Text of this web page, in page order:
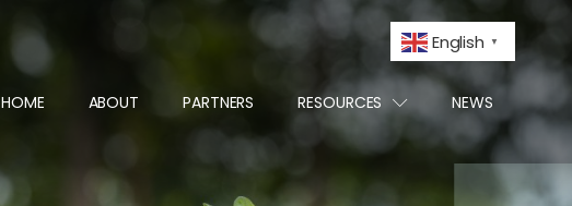
English ▼
HOME ABOUT PARTNERS RESOURCES NEWS